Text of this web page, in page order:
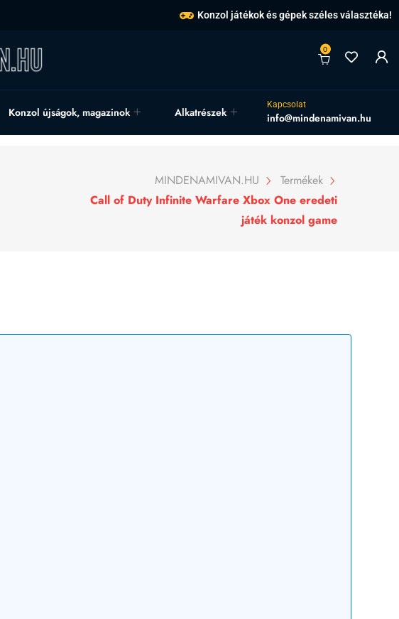
Konzol játékok és gépek széles választéka!
0
Konzol újságok, magazinok Alkatrészek
Kapcsolat
info@mindenamivan.hu
MINDENAMIVAN.HU
Termékek
Call of Duty Infinite Warfare Xbox One eredeti
játék konzol game